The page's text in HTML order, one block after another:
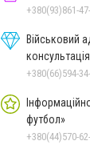
+380(93)861-
Військовий
консультація
футбол»
+380(44)570-